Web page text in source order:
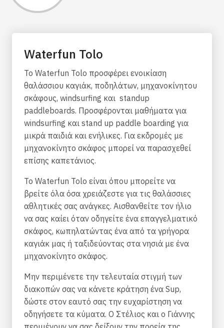
Waterfun Tolo
Το Waterfun Tolo προσφέρει ενοικίαση
θαλάσσιου καγιάκ, ποδηλάτων, μηχανοκίνητου
σκάφους, windsurfing και standup
paddleboards. Προσφέρονται μαθήματα για
windsurfing και stand up paddle boarding για
μικρά παιδιά και ενήλικες. Για εκδρομές με
μηχανοκίνητο σκάφος μπορεί να παρασχεθεί
επίσης καπετάνιος.
Το Waterfun Tolo είναι όπου μπορείτε να
βρείτε όλα όσα χρειάζεστε για τις θαλάσσιες
αθλητικές σας ανάγκες. Αισθανθείτε τον ήλιο
να σας καίει όταν οδηγείτε ένα επαγγελματικό
σκάφος, κωπηλατώντας ένα από τα γρήγορα
καγιάκ μας ή ταξιδεύοντας στα νησιά με ένα
μηχανοκίνητο σκάφος.
Μην περιμένετε την τελευταία στιγμή των
διακοπών σας να κάνετε κράτηση ένα Sup,
δώστε στον εαυτό σας την ευχαρίστηση να
οδηγήσετε τα κύματα. Ο Στέλιος και ο Γιάννης